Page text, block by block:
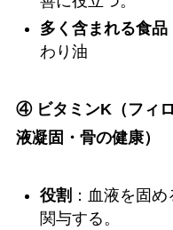
多く含まれる食品
わり油
④ ビタミンK（フィ
液凝固・骨の健康）
役割 ：血液を固
関与する。